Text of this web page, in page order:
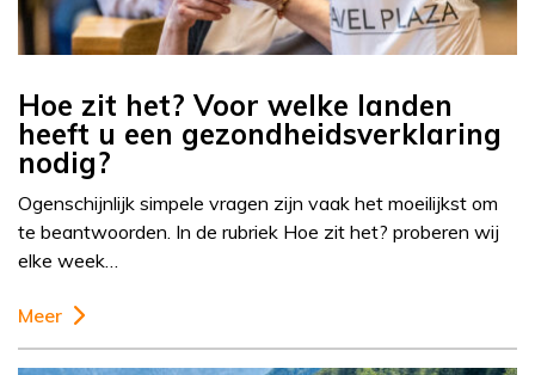
Hoe zit het? Voor welke landen
heeft u een gezondheidsverklaring
nodig?
Ogenschijnlijk simpele vragen zijn vaak het moeilijkst om
te beantwoorden. In de rubriek Hoe zit het? proberen wij
elke week…
Meer